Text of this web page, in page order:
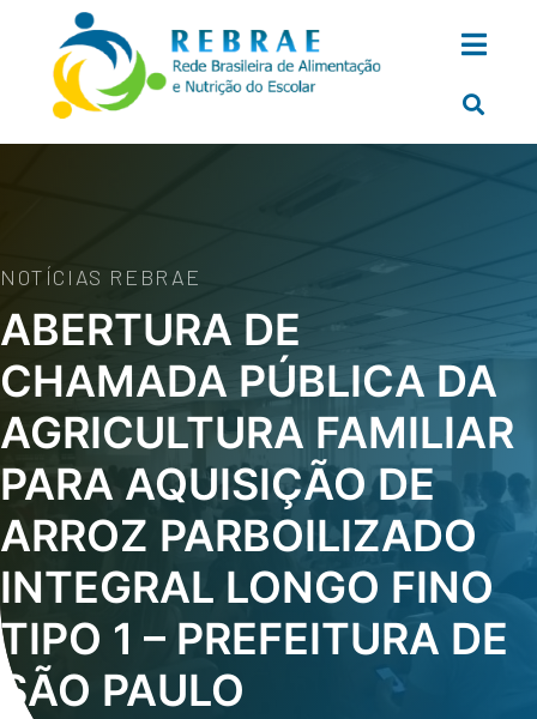
NOTÍCIAS REBRAE
ABERTURA DE
CHAMADA PÚBLICA DA
AGRICULTURA FAMILIAR
PARA AQUISIÇÃO DE
ARROZ PARBOILIZADO
INTEGRAL LONGO FINO
TIPO 1 – PREFEITURA DE
SÃO PAULO